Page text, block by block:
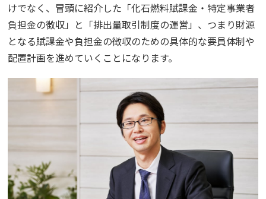
けでなく、冒頭に紹介した「化石燃料賦課金・特定事業者
負担金の徴収」と「排出量取引制度の運営」、つまり財源
となる賦課金や負担金の徴収のための具体的な要員体制や
配置計画を進めていくことになります。